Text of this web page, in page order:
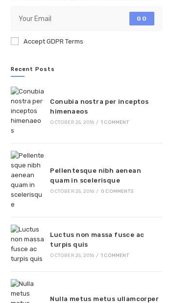
GO
Accept GDPR Terms
Recent Posts
Conubia nostra per inceptos
himenaeos
OCTOBER 25, 2016 / 1 COMMENT
Pellentesque nibh aenean
quam in scelerisque
OCTOBER 25, 2016 / 0 COMMENTS
Luctus non massa fusce ac
turpis quis
OCTOBER 25, 2016 / 1 COMMENT
Nulla metus metus ullamcorper